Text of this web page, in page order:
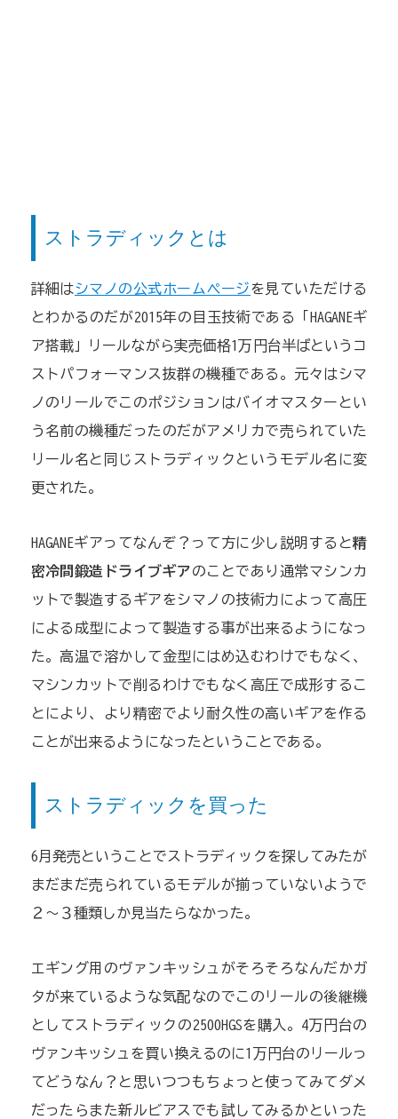
ストラディックとは
詳細はシマノの公式ホームページを見ていただける
とわかるのだが2015年の目玉技術である「HAGANEギ
ア搭載」リールながら実売価格1万円台半ばというコ
ストパフォーマンス抜群の機種である。元々はシマ
ノのリールでこのポジションはバイオマスターとい
う名前の機種だったのだがアメリカで売られていた
リール名と同じストラディックというモデル名に変
更された。
HAGANEギアってなんぞ？って方に少し説明すると精
密冷間鍛造ドライブギアのことであり通常マシンカ
ットで製造するギアをシマノの技術力によって高圧
による成型によって製造する事が出来るようになっ
た。高温で溶かして金型にはめ込むわけでもなく、
マシンカットで削るわけでもなく高圧で成形するこ
とにより、より精密でより耐久性の高いギアを作る
ことが出来るようになったということである。
ストラディックを買った
6月発売ということでストラディックを探してみたが
まだまだ売られているモデルが揃っていないようで
２〜３種類しか見当たらなかった。
エギング用のヴァンキッシュがそろそろなんだかガ
タが来ているような気配なのでこのリールの後継機
としてストラディックの2500HGSを購入。4万円台の
ヴァンキッシュを買い換えるのに1万円台のリールっ
てどうなん？と思いつつもちょっと使ってみてダメ
だったらまた新ルビアスでも試してみるかといった